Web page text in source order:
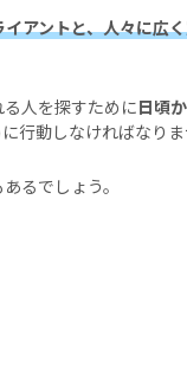
アントと、人々に広
人を探すために日頃
行動しなければなりま
るでしょう。